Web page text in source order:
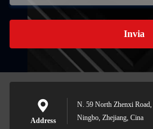
Invia
Address
N. 59 North Zhenxi
Ningbo, Zhejiang, Cina